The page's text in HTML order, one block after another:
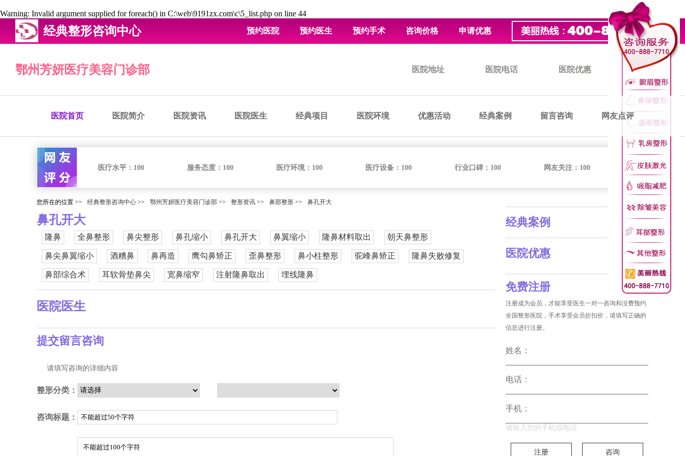
Warning: Invalid argument supplied for foreach() in C:\web\9191zx.com\c\5_list.php on line 44
经典整形咨询中心 预约医院 预约医生 预约手术 咨询价格 申请优惠
鄂州芳妍医疗美容门诊部 医院地址 医院电话 医院优惠 医院价格
医院首页 医院简介 医院资讯 医院医生 经典项目 医院环境 优惠活动 经典案例 留言咨询 网友点评
医疗水平： 100 服务态度： 100 医疗环境： 100 医疗设备： 100 行业口碑： 100 网友关注： 100
您所在的位置 >> 经典整形咨询中心 >> 鄂州芳妍医疗美容门诊部 >> 整形资讯 >> 鼻部整形 >> 鼻孔开大
鼻孔开大
隆鼻 全鼻整形 鼻尖整形 鼻孔缩小 鼻孔开大 鼻翼缩小 隆鼻材料取出 朝天鼻整形
鼻尖鼻翼缩小 酒糟鼻 鼻再造 鹰勾鼻矫正 歪鼻整形 鼻小柱整形 驼峰鼻矫正 隆鼻失败修复
鼻部综合术 耳软骨垫鼻尖 宽鼻缩窄 注射隆鼻取出 埋线隆鼻
医院医生
提交留言咨询
请填写咨询的详细内容
整形分类：
咨询标题：
经典案例
医院优惠
免费注册
注册成为会员，才能享受医生一对一咨询和没费预约
全国整形医院，手术享受会员折扣价，请填写正确的
信息进行注册。
姓名：
电话：
手机：
请输入您的手机或电话
注册 咨询